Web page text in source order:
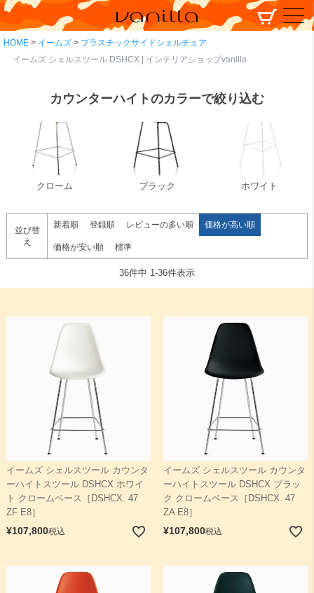
HOME イームズ
プラスチックサイドシェルチェア
イームズ シェルスツール DSHCX | インテリアショップvanilla
カウンターハイトのカラーで絞り込む
クローム ブラック ホワイト
並び替
え
新着順 登録順 レビューの多い順 価格が高い順
価格が安い順 標準
36件中 1-36件表示
イームズ シェルスツール カウンタ
ーハイトスツール DSHCX ホワイ
ト クロームベース［DSHCX. 47
ZF E8］
¥107,800税込
イームズ シェルスツール カウンタ
ーハイトスツール DSHCX ブラッ
ク クロームベース［DSHCX. 47
ZA E8］
¥107,800税込